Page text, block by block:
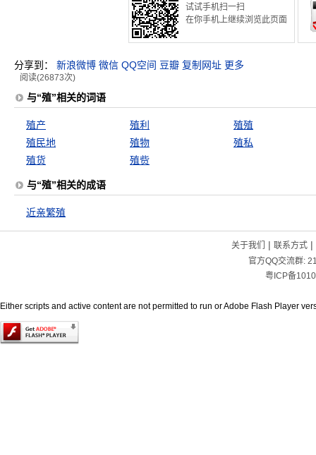
试试手机扫一扫
在你手机上继续浏览此页面
分享到： 新浪微博 微信 QQ空间 豆瓣 复制网址 更多
阅读(26873次)
与“殖”相关的词语
殖产 殖利
殖殖
殖民地
殖物
殖私
殖货
殖赀
与“殖”相关的成语
近亲繁殖
关于我们 | 联系方式|
官方QQ交流群:
粤ICP备
Either scripts and active content are not permitted to run or Adobe Flash Player